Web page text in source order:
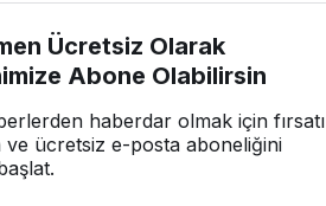
Ücretsiz Olarak
Abone Olabilirsin
haberdar olmak için fırsatı
ve ücretsiz e-posta aboneliğini